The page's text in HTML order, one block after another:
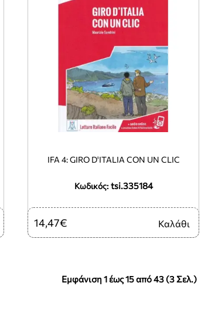
Κωδικός: tsi.335184
IFA 4: GIRO D'ITALIA CON UN CLIC
14,47€ Καλάθι
Εμφάνιση 1 έως 15 από 43 (3 Σελ.)